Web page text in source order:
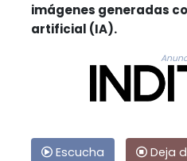
imágenes generadas
artificial (IA).
Escucha
Deja